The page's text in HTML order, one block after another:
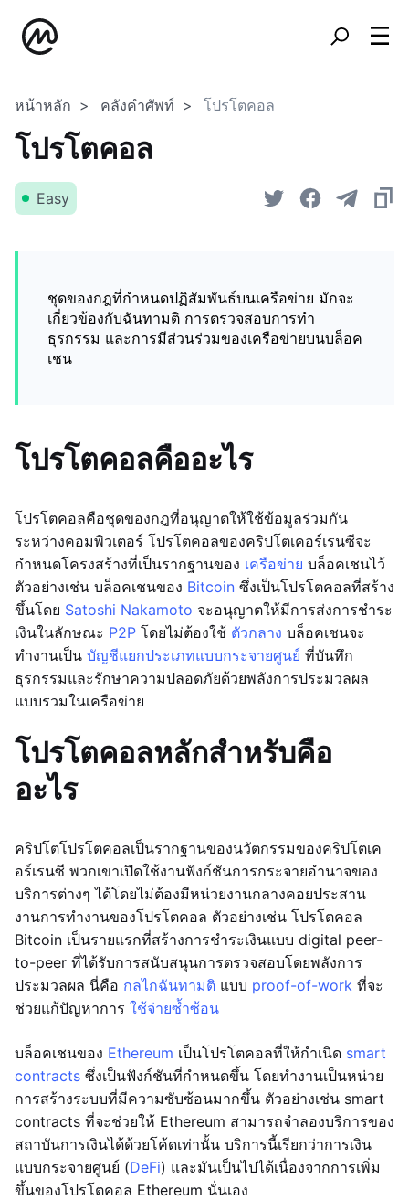
หน้าหลัก คลังคำศัพท์ โปรโตคอล
โปรโตคอล
Easy
ชุดของกฎที่กำหนดปฏิสัมพันธ์บนเครือข่าย มักจะ
เกี่ยวข้องกับฉันทามติ การตรวจสอบการทำ
ธุรกรรม และการมีส่วนร่วมของเครือข่ายบนบล็อค
เชน
โปรโตคอลคืออะไร
โปรโตคอลคือชุดของกฎที่อนุญาตให้ใช้ข้อมูลร่วมกัน
ระหว่างคอมพิวเตอร์ โปรโตคอลของคริปโตเคอร์เรนซีจะ
กำหนดโครงสร้างที่เป็นรากฐานของ เครือข่าย บล็อคเชนไว้
ตัวอย่างเช่น บล็อคเชนของ Bitcoin ซึ่งเป็นโปรโตคอลที่สร้าง
ขึ้นโดย Satoshi Nakamoto จะอนุญาตให้มีการส่งการชำระ
เงินในลักษณะ P2P โดยไม่ต้องใช้ ตัวกลาง บล็อคเชนจะ
ทำงานเป็น บัญชีแยกประเภทแบบกระจายศูนย์ ที่บันทึก
ธุรกรรมและรักษาความปลอดภัยด้วยพลังการประมวลผล
แบบรวมในเครือข่าย
โปรโตคอลหลักสำหรับคือ
อะไร
คริปโตโปรโตคอลเป็นรากฐานของนวัตกรรมของคริปโตเค
อร์เรนซี พวกเขาเปิดใช้งานฟังก์ชันการกระจายอำนาจของ
บริการต่างๆ ได้โดยไม่ต้องมีหน่วยงานกลางคอยประสาน
งานการทำงานของโปรโตคอล ตัวอย่างเช่น โปรโตคอล
Bitcoin เป็นรายแรกที่สร้างการชำระเงินแบบ digital peer-
to-peer ที่ได้รับการสนับสนุนการตรวจสอบโดยพลังการ
ประมวลผล นี่คือ กลไกฉันทามติ แบบ proof-of-work ที่จะ
ช่วยแก้ปัญหาการ ใช้จ่ายซ้ำซ้อน
บล็อคเชนของ Ethereum เป็นโปรโตคอลที่ให้กำเนิด smart
contracts ซึ่งเป็นฟังก์ชันที่กำหนดขึ้น โดยทำงานเป็นหน่วย
การสร้างระบบที่มีความซับซ้อนมากขึ้น ตัวอย่างเช่น smart
contracts ที่จะช่วยให้ Ethereum สามารถจำลองบริการของ
สถาบันการเงินได้ด้วยโค้ดเท่านั้น บริการนี้เรียกว่าการเงิน
แบบกระจายศูนย์ (DeFi) และมันเป็นไปได้เนื่องจากการเพิ่ม
ขึ้นของโปรโตคอล Ethereum นั่นเอง